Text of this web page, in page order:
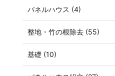
パネルハウス (4)
整地・竹の根除去 (55)
基礎 (10)